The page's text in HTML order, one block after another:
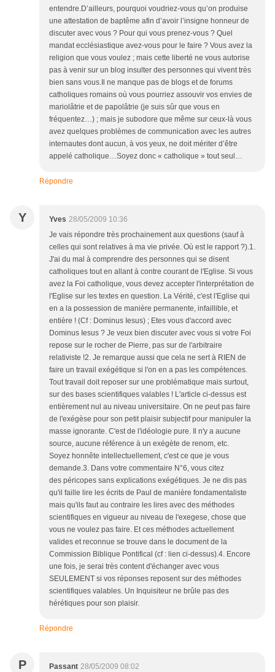
entendre.D’ailleurs, pourquoi voudriez-vous qu’on produise
une attestation de baptême afin d’avoir l’insigne honneur de
discuter avec vous ? Pour qui vous prenez-vous ? Quel
mandat ecclésiastique avez-vous pour le faire ? Vous avez la
religion que vous voulez ; mais cette liberté ne vous autorise
pas à venir sur un blog insulter des personnes qui vivent très
bien sans vous.Il ne manque pas de blogs et de forums
catholiques romains où vous pourriez assouvir vos envies de
mariolâtrie et de papolâtrie (je suis sûr que vous en
fréquentez…) ; mais je subodore que même sur ceux-là vous
avez quelques problèmes de communication avec les autres
internautes dont aucun, à vos yeux, ne doit mériter d’être
appelé catholique…Soyez donc « catholique » tout seul…
Répondre
Y Yves 28/05/2009 10:36
Je vais répondre très prochainement aux questions (sauf à
celles qui sont relatives à ma vie privée. Où est le rapport ?).1.
J'ai du mal à comprendre des personnes qui se disent
catholiques tout en allant à contre courant de l'Eglise. Si vous
avez la Foi catholique, vous devez accepter l'interprétation de
l'Eglise sur les textes en question. La Vérité, c'est l'Eglise qui
en a la possession de manière permanente, infaillible, et
entière ! (Cf : Dominus Iesus) ; Etes vous d'accord avec
Dominus Iesus ? Je veux bien discuter avec vous si votre Foi
repose sur le rocher de Pierre, pas sur de l'arbitraire
relativiste !2. Je remarque aussi que cela ne sert à RIEN de
faire un travail exégétique si l'on en a pas les compétences.
Tout travail doit reposer sur une problématique mais surtout,
sur des bases scientifiques valables ! L'article ci-dessus est
entièrement nul au niveau universitaire. On ne peut pas faire
de l'exégèse pour son petit plaisir subjectif pour manipuler la
masse ignorante. C'est de l'idéologie pure. Il n'y a aucune
source, aucune référence à un exégète de renom, etc.
Soyez honnête intellectuellement, c'est ce que je vous
demande.3. Dans votre commentaire N°6, vous citez
des péricopes sans explications exégétiques. Je ne dis pas
qu'il faille lire les écrits de Paul de manière fondamentaliste
mais qu'ils faut au contraire les lires avec des méthodes
scientifiques en vigueur au niveau de l'exegese, chose que
vous ne voulez pas faire. Et ces méthodes actuellement
valides et reconnue se trouve dans le document de la
Commission Biblique Pontifical (cf : lien ci-dessus).4. Encore
une fois, je serai très content d'échanger avec vous
SEULEMENT si vos réponses reposent sur des méthodes
scientifiques valables. Un Inquisiteur ne brûle pas des
hérétiques pour son plaisir.
Répondre
P Passant 28/05/2009 08:02